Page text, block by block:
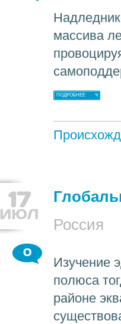
массива
ПОДРОБНЕЕ
17
ИЮЛ
Россия
0
Изучение
полюса
районе